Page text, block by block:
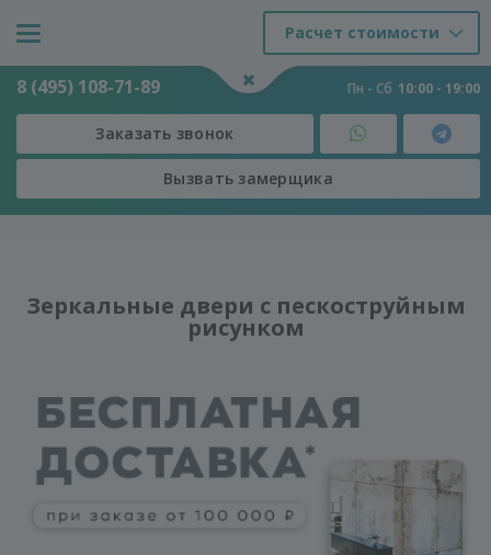
Расчет стоимости
8 (495) 108-71-89 Пн - Сб 10:00 - 19:00
Заказать звонок
Вызвать замерщика
Двери - Двери - Зеркальные двери с пескоструйным рисунком
Зеркальные двери с пескоструйным
рисунком